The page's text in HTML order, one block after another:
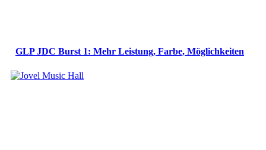
GLP JDC Burst 1: Mehr Leistung, Farbe, Möglichkeiten